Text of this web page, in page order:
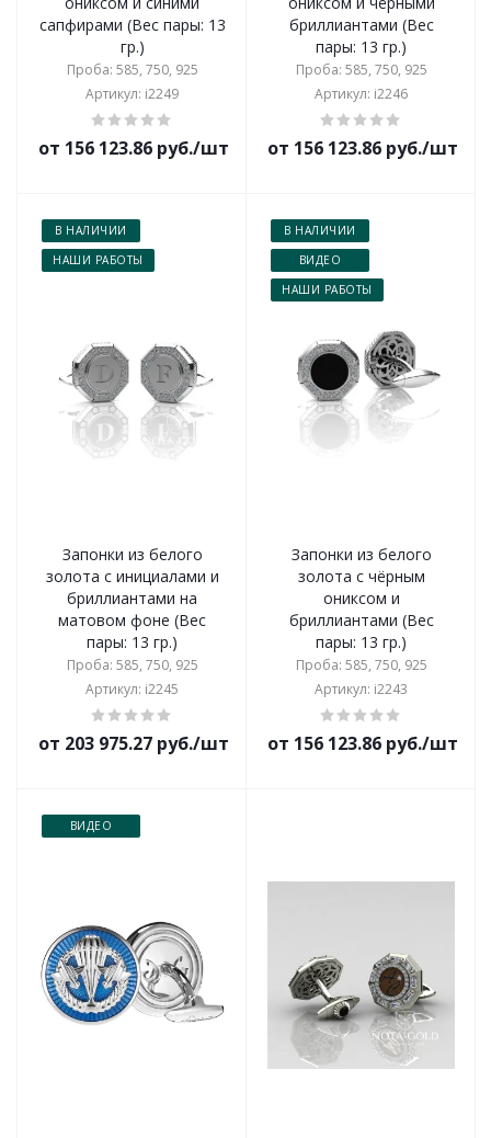
сапфирами (Вес пары: 13
гр.)
Проба: 585, 750, 925
Артикул: i2249
от 156 123.86 руб./шт
бриллиантами (Вес
пары: 13 гр.)
Проба: 585, 750, 925
Артикул: i2246
от 156 123.86 руб./шт
В НАЛИЧИИ
НАШИ РАБОТЫ
Запонки из белого
золота с инициалами и
бриллиантами на
матовом фоне (Вес
пары: 13 гр.)
Проба: 585, 750, 925
Артикул: i2245
от 203 975.27 руб./шт
В НАЛИЧИИ
ВИДЕО
НАШИ РАБОТЫ
Запонки из белого
золота с чёрным
ониксом и
бриллиантами (Вес
пары: 13 гр.)
Проба: 585, 750, 925
Артикул: i2243
от 156 123.86 руб./шт
ВИДЕО